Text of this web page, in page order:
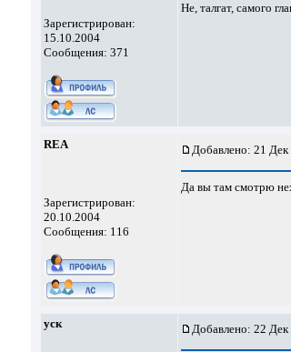
Зарегистрирован:
15.10.2004
Сообщения: 371
Не, талгат, самого
REA
Зарегистрирован:
20.10.2004
Сообщения: 116
Добавлено: 21
Да вы там смотрю
уск Добавлено: 22